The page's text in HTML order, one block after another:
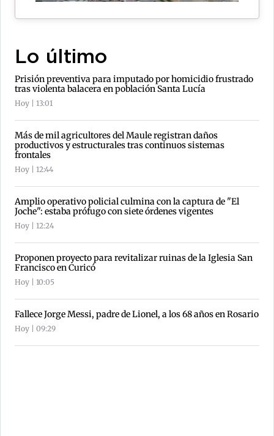
Lo último
Prisión preventiva para imputado por homicidio frustrado
tras violenta balacera en población Santa Lucía
Hoy | 13:01
Más de mil agricultores del Maule registran daños
productivos y estructurales tras continuos sistemas
frontales
Hoy | 12:44
Amplio operativo policial culmina con la captura de "El
Joche": estaba prófugo con siete órdenes vigentes
Hoy | 12:24
Proponen proyecto para revitalizar ruinas de la Iglesia San
Francisco en Curicó
Hoy | 10:05
Fallece Jorge Messi, padre de Lionel, a los 68 años en Rosario
Hoy | 09:29